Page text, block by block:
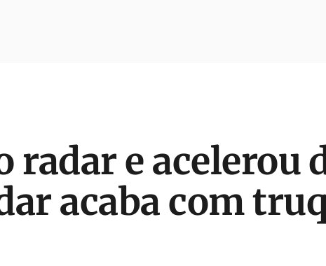
radar e acelerou
acaba com